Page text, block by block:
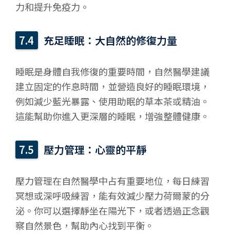
力和提升免疫力。
充足睡眠：大自然的修復力量
睡眠是身體自我修復的重要時間，自然醫學建議
建立固定的作息時間，並營造良好的睡眠環境，
例如減少藍光暴露、使用助眠的草本茶或精油。
這能幫助你進入更深層的睡眠，增強整體健康。
壓力管理：心靈的平靜
壓力管理在自然醫學中占有重要地位，每日練習
冥想或深呼吸練習，能有效減少壓力荷爾蒙的分
泌。你可以選擇靜坐在陽光下，或者透過正念觀
察自然景色，幫助內心找到平衡。